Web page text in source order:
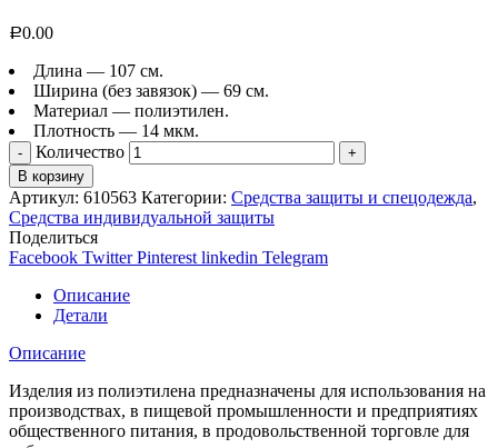
Р0.00
Длина — 107 см.
Ширина (без завязок) — 69 см.
Материал — полиэтилен.
Плотность — 14 мкм.
Количество
В корзину
Артикул: 610563 Категории: Средства защиты и спецодежда,
Средства индивидуальной защиты
Поделиться
Facebook Twitter Pinterest linkedin Telegram
Описание
Детали
Описание
Изделия из полиэтилена предназначены для использования на
производствах, в пищевой промышленности и предприятиях
общественного питания, в продовольственной торговле для